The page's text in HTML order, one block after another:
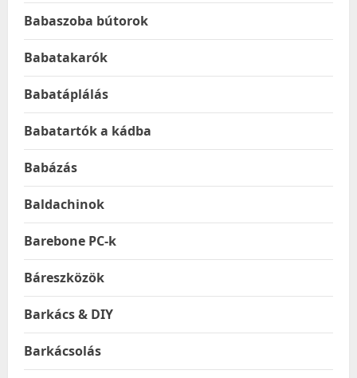
Babaszoba bútorok
Babatakarók
Babatáplálás
Babatartók a kádba
Babázás
Baldachinok
Barebone PC-k
Báreszközök
Barkács & DIY
Barkácsolás